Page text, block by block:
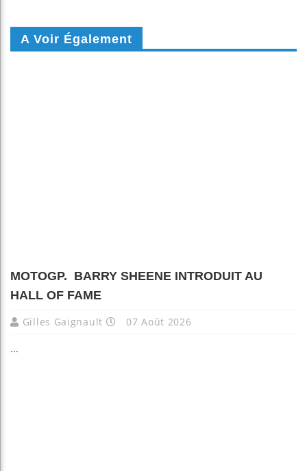
A Voir Également
MOTOGP. BARRY SHEENE INTRODUIT AU
HALL OF FAME
Gilles Gaignault 07 Août 2026
...